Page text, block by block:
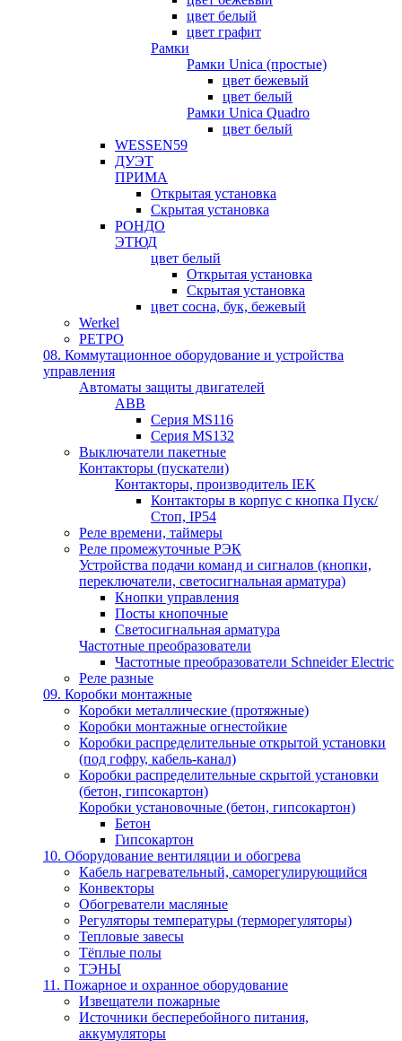
цвет белый
цвет графит
Рамки
Рамки Unica (простые)
цвет бежевый
цвет белый
Рамки Unica Quadro
цвет белый
WESSEN59
ДУЭТ
ПРИМА
Открытая установка
Скрытая установка
РОНДО
ЭТЮД
цвет белый
Открытая установка
Скрытая установка
цвет сосна, бук, бежевый
Werkel
РЕТРО
08. Коммутационное оборудование и устройства
управления
Автоматы защиты двигателей
ABB
Серия MS116
Серия MS132
Выключатели пакетные
Контакторы (пускатели)
Контакторы, производитель IEK
Контакторы в корпус с кнопка Пуск/
Стоп, IP54
Реле времени, таймеры
Реле промежуточные РЭК
Устройства подачи команд и сигналов (кнопки,
переключатели, светосигнальная арматура)
Кнопки управления
Посты кнопочные
Светосигнальная арматура
Частотные преобразователи
Частотные преобразователи Schneider Electric
Реле разные
09. Коробки монтажные
Коробки металлические (протяжные)
Коробки монтажные огнестойкие
Коробки распределительные открытой установки
(под гофру, кабель-канал)
Коробки распределительные скрытой установки
(бетон, гипсокартон)
Коробки установочные (бетон, гипсокартон)
Бетон
Гипсокартон
10. Оборудование вентиляции и обогрева
Кабель нагревательный, саморегулирующийся
Конвекторы
Обогреватели масляные
Регуляторы температуры (терморегуляторы)
Тепловые завесы
Тёплые полы
ТЭНЫ
11. Пожарное и охранное оборудование
Извещатели пожарные
Источники бесперебойного питания,
аккумуляторы